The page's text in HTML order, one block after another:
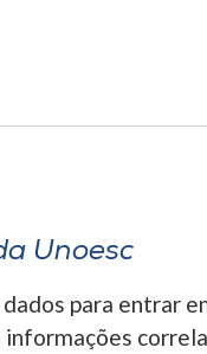
Unoesc
para entrar
informações